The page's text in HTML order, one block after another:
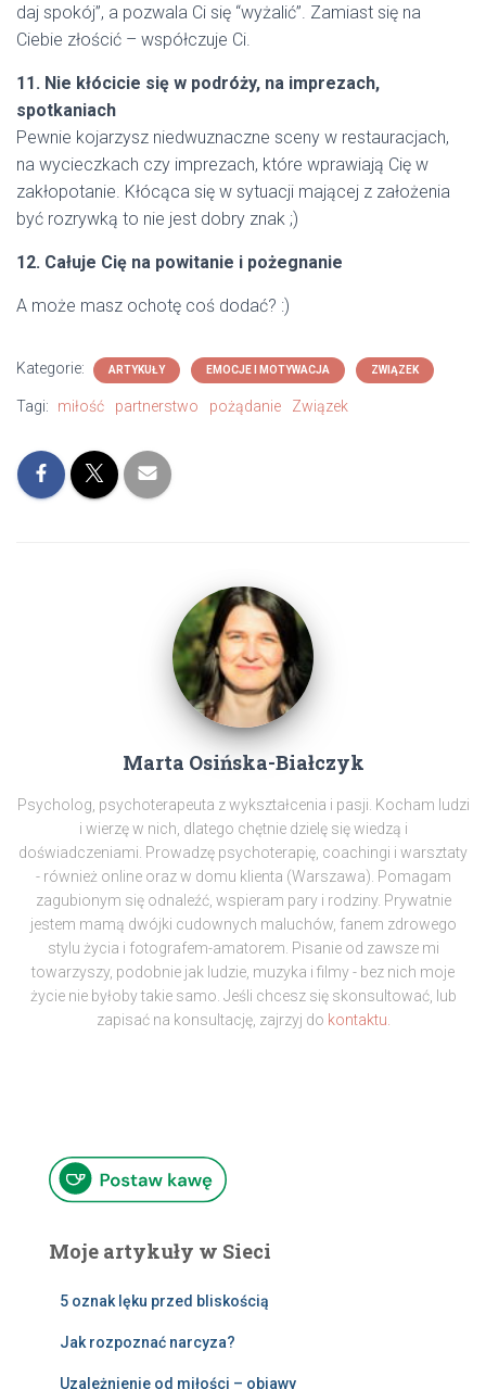
daj spokój”, a pozwala Ci się “wyżalić”. Zamiast się na
Ciebie złościć – współczuje Ci.
11. Nie kłócicie się w podróży, na imprezach,
spotkaniach
Pewnie kojarzysz niedwuznaczne sceny w restauracjach,
na wycieczkach czy imprezach, które wprawiają Cię w
zakłopotanie. Kłócąca się w sytuacji mającej z założenia
być rozrywką to nie jest dobry znak ;)
12. Całuje Cię na powitanie i pożegnanie
A może masz ochotę coś dodać? :)
Kategorie: ARTYKUŁY EMOCJE I MOTYWACJA ZWIĄZEK
Tagi: miłość partnerstwo pożądanie Związek
Marta Osińska-Białczyk
Psycholog, psychoterapeuta z wykształcenia i pasji. Kocham ludzi
i wierzę w nich, dlatego chętnie dzielę się wiedzą i
doświadczeniami. Prowadzę psychoterapię, coachingi i warsztaty
- również online oraz w domu klienta (Warszawa). Pomagam
zagubionym się odnaleźć, wspieram pary i rodziny. Prywatnie
jestem mamą dwójki cudownych maluchów, fanem zdrowego
stylu życia i fotografem-amatorem. Pisanie od zawsze mi
towarzyszy, podobnie jak ludzie, muzyka i filmy - bez nich moje
życie nie byłoby takie samo. Jeśli chcesz się skonsultować, lub
zapisać na konsultację, zajrzyj do kontaktu.
Moje artykuły w Sieci
5 oznak lęku przed bliskością
Jak rozpoznać narcyza?
Uzależnienie od miłości – objawy